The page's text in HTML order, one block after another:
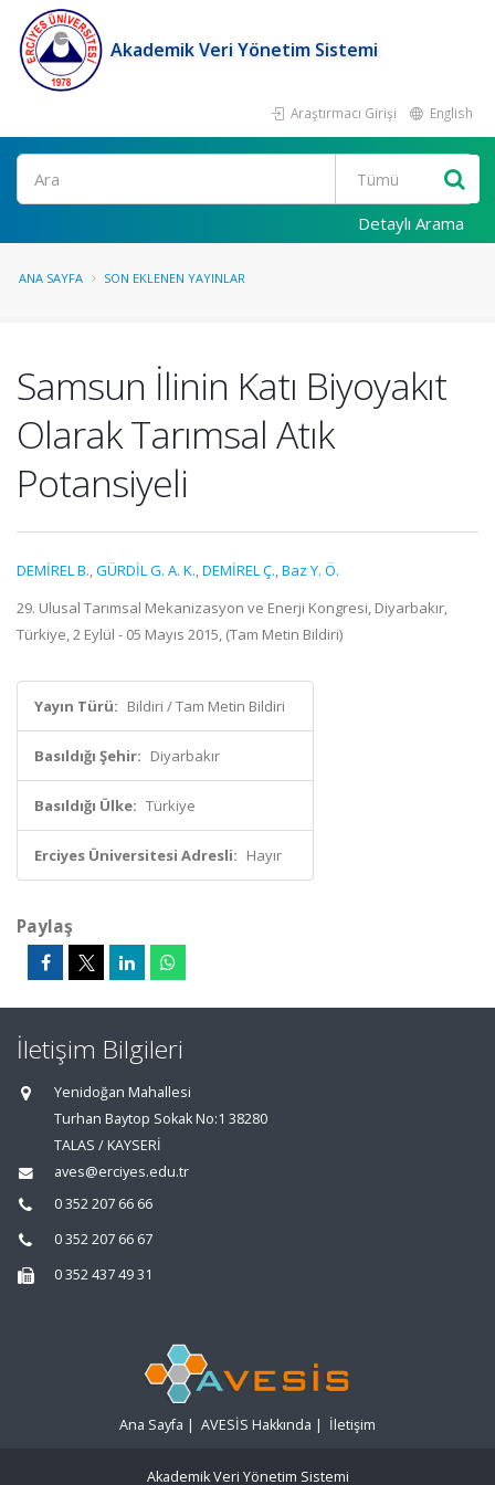
Akademik Veri Yönetim Sistemi
Araştırmacı Girişi English
Ara
Detaylı Arama
ANA SAYFA SON EKLENEN YAYINLAR
Samsun İlinin Katı Biyoyakıt
Olarak Tarımsal Atık
Potansiyeli
DEMİREL B.,GÜRDİL G. A. K.,DEMİREL Ç.,Baz Y. Ö.
29. Ulusal Tarımsal Mekanizasyon ve Enerji Kongresi, Diyarbakır,
Türkiye, 2 Eylül - 05 Mayıs 2015, (Tam Metin Bildiri)
Yayın Türü: Bildiri / Tam Metin Bildiri
Basıldığı Şehir: Diyarbakır
Basıldığı Ülke: Türkiye
Erciyes Üniversitesi Adresli: Hayır
Paylaş
İletişim Bilgileri
Yenidoğan Mahallesi
Turhan Baytop Sokak No:1 38280
TALAS / KAYSERİ
aves@erciyes.edu.tr
0 352 207 66 66
0 352 207 66 67
0 352 437 49 31
Ana Sayfa | AVESİS Hakkında | İletişim
Akademik Veri Yönetim Sistemi